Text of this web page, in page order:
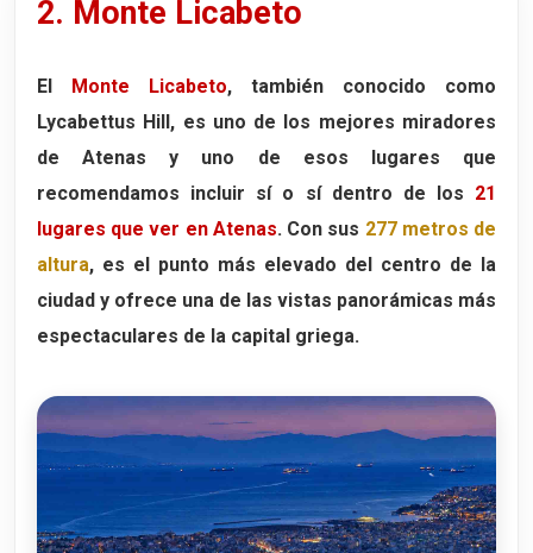
2. Monte Licabeto
El Monte Licabeto, también conocido como
Lycabettus Hill, es uno de los mejores miradores
de Atenas y uno de esos lugares que
recomendamos incluir sí o sí dentro de los 21
lugares que ver en Atenas. Con sus 277 metros de
altura, es el punto más elevado del centro de la
ciudad y ofrece una de las vistas panorámicas más
espectaculares de la capital griega.